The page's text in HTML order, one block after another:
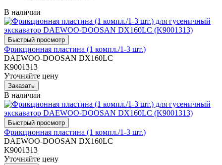
В наличии
Фрикционная пластина (1 компл./1-3 шт.)
DAEWOO-DOOSAN DX160LC
K9001313
Уточняйте цену
В наличии
Фрикционная пластина (1 компл./1-3 шт.)
DAEWOO-DOOSAN DX160LC
K9001313
Уточняйте цену